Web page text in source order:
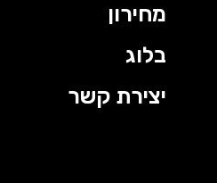
מחירון
בלוג
יצירת קשר